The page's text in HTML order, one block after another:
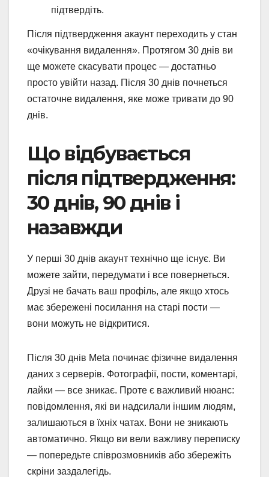
підтвердіть.
Після підтвердження акаунт переходить у стан
«очікування видалення». Протягом 30 днів ви
ще можете скасувати процес — достатньо
просто увійти назад. Після 30 днів почнеться
остаточне видалення, яке може тривати до 90
днів.
Що відбувається
після підтвердження:
30 днів, 90 днів і
назавжди
У перші 30 днів акаунт технічно ще існує. Ви
можете зайти, передумати і все повернеться.
Друзі не бачать ваш профіль, але якщо хтось
має збережені посилання на старі пости —
вони можуть не відкритися.
Після 30 днів Meta починає фізичне видалення
даних з серверів. Фотографії, пости, коментарі,
лайки — все зникає. Проте є важливий нюанс:
повідомлення, які ви надсилали іншим людям,
залишаються в їхніх чатах. Вони не зникають
автоматично. Якщо ви вели важливу переписку
— попередьте співрозмовників або збережіть
скріни заздалегідь.